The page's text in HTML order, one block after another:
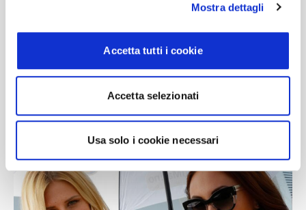
Mostra dettagli
Accetta tutti i cookie
Accetta selezionati
Usa solo i cookie necessari